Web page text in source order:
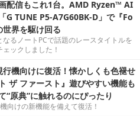
配信もこれ1台。AMD Ryzen™ AI
G TUNE P5-A7G60BK-D」で『Fo
界を駆け回る
るノートPCで話題のレースタイトルを
ックしました！
機向けに復活！懐かしくも色褪せ
ザ ファースト』遊びやすい機能も
“原典”に触れるのにぴったり
向けの新機能を備えて復活！